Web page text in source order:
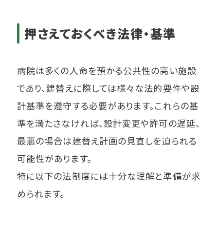
押さえておくべき法律・基準
病院は多くの人命を預かる公共性の高い施設
であり、建替えに際しては様々な法的要件や設
計基準を遵守する必要があります。これらの基
準を満たさなければ、設計変更や許可の遅延、
最悪の場合は建替え計画の見直しを迫られる
可能性があります。
特に以下の法制度には十分な理解と準備が求
められます。